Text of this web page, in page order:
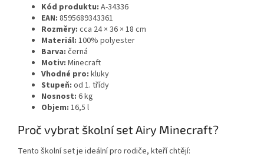
Kód produktu: A-34336
EAN: 8595689343361
Rozměry: cca 24 × 36 × 18 cm
Materiál: 100% polyester
Barva: černá
Motiv: Minecraft
Vhodné pro: kluky
Stupeň: od 1. třídy
Nosnost: 6 kg
Objem: 16,5 l
Proč vybrat školní set Airy Minecraft?
Tento školní set je ideální pro rodiče, kteří chtějí: